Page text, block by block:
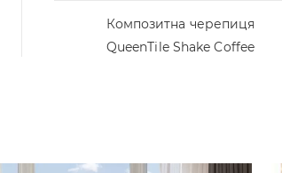
Композитна черепиця
QueenTile Shake Coffee